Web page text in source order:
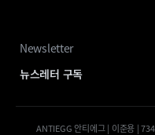
Newsletter
뉴스레터 구독
ANTIEGG 안티에그 | 이준용 |